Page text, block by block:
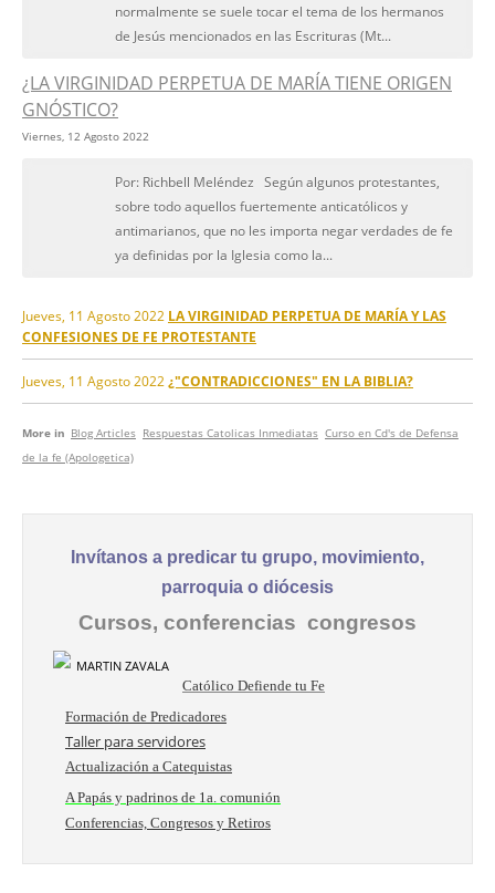
normalmente se suele tocar el tema de los hermanos
de Jesús mencionados en las Escrituras (Mt...
¿LA VIRGINIDAD PERPETUA DE MARÍA TIENE ORIGEN
GNÓSTICO?
Viernes, 12 Agosto 2022
Por: Richbell Meléndez Según algunos protestantes,
sobre todo aquellos fuertemente anticatólicos y
antimarianos, que no les importa negar verdades de fe
ya definidas por la Iglesia como la...
Jueves, 11 Agosto 2022 LA VIRGINIDAD PERPETUA DE MARÍA Y LAS
CONFESIONES DE FE PROTESTANTE
Jueves, 11 Agosto 2022 ¿"CONTRADICCIONES" EN LA BIBLIA?
More in Blog Articles Respuestas Catolicas Inmediatas Curso en Cd's de Defensa
de la fe (Apologetica)
Invítanos a predicar tu grupo, movimiento,
parroquia o diócesis
Cursos, conferencias congresos
Católico Defiende tu Fe
Formación de Predicadores
Taller para servidores
Actualización a Catequistas
A Papás y padrinos de 1a. comunión
Conferencias, Congresos y Retiros